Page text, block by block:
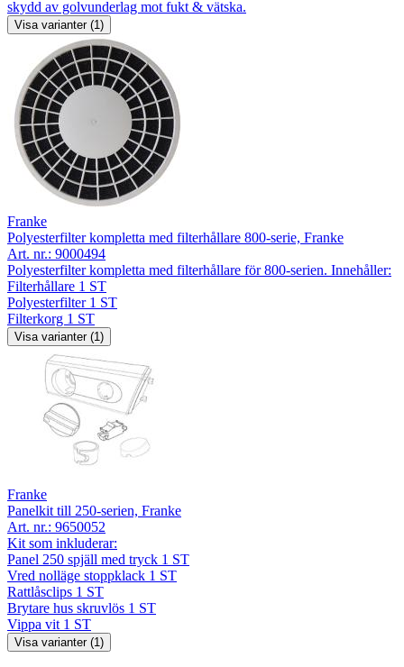
skydd av golvunderlag mot fukt & vätska.
Visa varianter (1)
Franke
Polyesterfilter kompletta med filterhållare 800-serie, Franke
Art. nr.: 9000494
Polyesterfilter kompletta med filterhållare för 800-serien. Innehåller:
Filterhållare 1 ST
Polyesterfilter 1 ST
Filterkorg 1 ST
Visa varianter (1)
Franke
Panelkit till 250-serien, Franke
Art. nr.: 9650052
Kit som inkluderar:
Panel 250 spjäll med tryck 1 ST
Vred nolläge stoppklack 1 ST
Rattlåsclips 1 ST
Brytare hus skruvlös 1 ST
Vippa vit 1 ST
Visa varianter (1)